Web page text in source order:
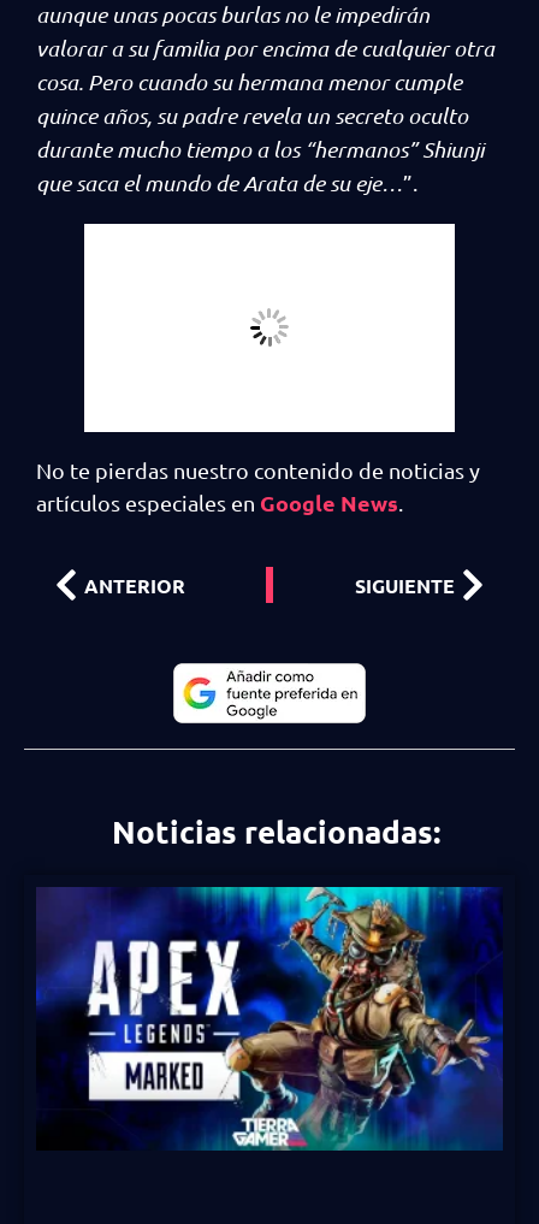
aunque unas pocas burlas no le impedirán
valorar a su familia por encima de cualquier otra
cosa. Pero cuando su hermana menor cumple
quince años, su padre revela un secreto oculto
durante mucho tiempo a los “hermanos” Shiunji
que saca el mundo de Arata de su eje…”.
No te pierdas nuestro contenido de noticias y
artículos especiales en Google News.
ANTERIOR SIGUIENTE
Noticias relacionadas: